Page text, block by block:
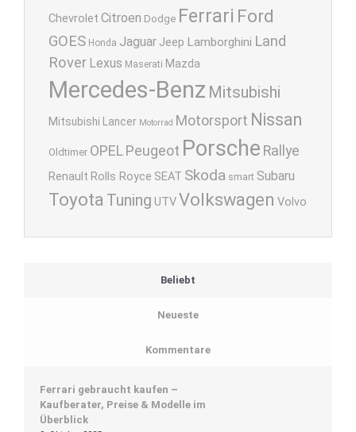
Chevrolet Citroen Dodge Ferrari Ford
GOES Honda Jaguar Jeep Lamborghini Land
Rover Lexus Maserati Mazda
Mercedes-Benz Mitsubishi
Mitsubishi Lancer Motorrad Motorsport Nissan
Oldtimer OPELPeugeot Porsche Rallye
Renault Rolls Royce SEAT Skoda smart Subaru
Toyota Tuning UTVVolkswagen Volvo
Beliebt
Neueste
Kommentare
Ferrari gebraucht kaufen –
Kaufberater, Preise & Modelle im
Überblick